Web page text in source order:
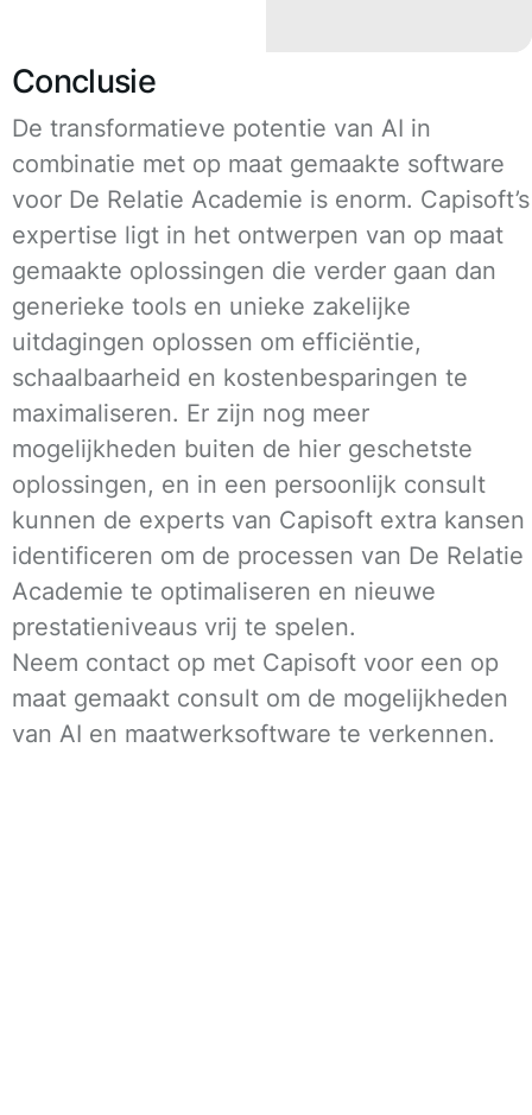
Conclusie
De transformatieve potentie van AI in
combinatie met op maat gemaakte software
voor De Relatie Academie is enorm. Capisoft’s
expertise ligt in het ontwerpen van op maat
gemaakte oplossingen die verder gaan dan
generieke tools en unieke zakelijke
uitdagingen oplossen om efficiëntie,
schaalbaarheid en kostenbesparingen te
maximaliseren. Er zijn nog meer
mogelijkheden buiten de hier geschetste
oplossingen, en in een persoonlijk consult
kunnen de experts van Capisoft extra kansen
identificeren om de processen van De Relatie
Academie te optimaliseren en nieuwe
prestatieniveaus vrij te spelen.
Neem contact op met Capisoft voor een op
maat gemaakt consult om de mogelijkheden
van AI en maatwerksoftware te verkennen.